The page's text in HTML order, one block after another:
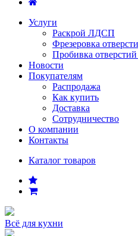
Услуги
Раскрой ЛДСП
Фрезеровка
Пробивка
Новости
Покупателям
Распродажа
Как купить
Доставка
Сотрудничество
О компании
Контакты
Каталог товаров
Всё для кухни